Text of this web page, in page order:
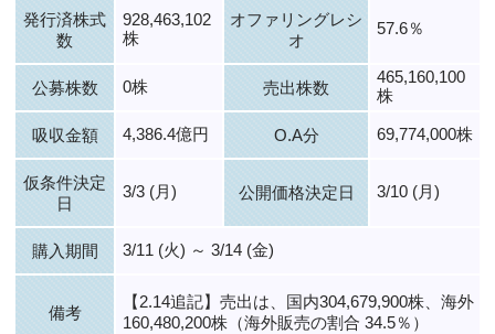
発行済株式
数
928,463,102
株
オファリングレシ
オ
57.6％
公募株数 0株 売出株数
465,160,100
株
吸収金額 4,386.4億円 O.A分 69,774,000株
仮条件決定
日
3/3 (月) 公開価格決定日 3/10 (月)
購入期間 3/11 (火) ～ 3/14 (金)
備考
【2.14追記】売出は、国内304,679,900株、海外
160,480,200株（海外販売の割合 34.5％）